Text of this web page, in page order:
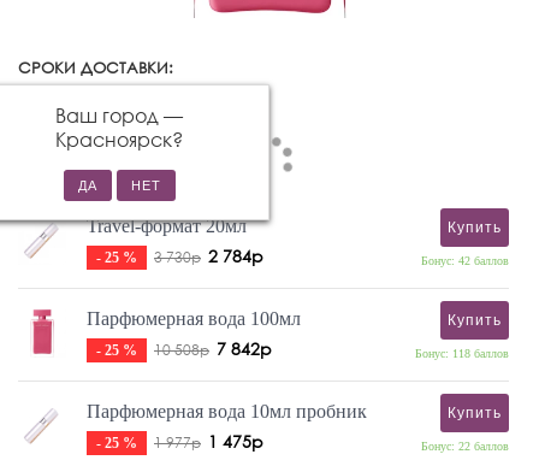
СРОКИ ДОСТАВКИ:
Ваш город —
Красноярск?
Travel-формат 20мл
- 25 % 3 730р 2 784р
Купить
Бонус: 42 баллов
Парфюмерная вода 100мл
- 25 % 10 508р 7 842р
Купить
Бонус: 118 баллов
Парфюмерная вода 10мл пробник
- 25 % 1 977р 1 475р
Купить
Бонус: 22 баллов